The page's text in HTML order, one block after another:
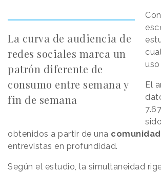
La curva de audiencia de
redes sociales marca un
patrón diferente de
consumo entre semana y
fin de semana
El
obtenidos a partir de una comunidad
entrevistas en profundidad.
Según el estudio, la simultaneidad